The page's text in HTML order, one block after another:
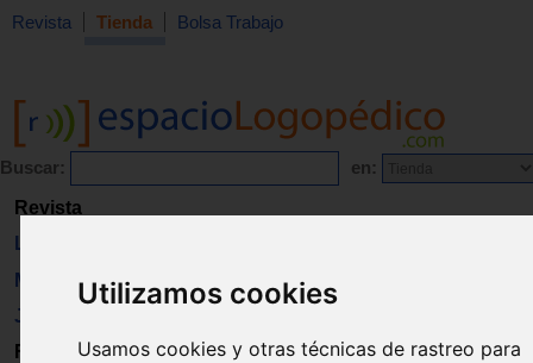
Utilizamos cookies
Usamos cookies y otras técnicas de rastreo para
Revista Tienda Bolsa Trabajo
Buscar: en:
Revista
Libros
Material
Juguetes
Formación